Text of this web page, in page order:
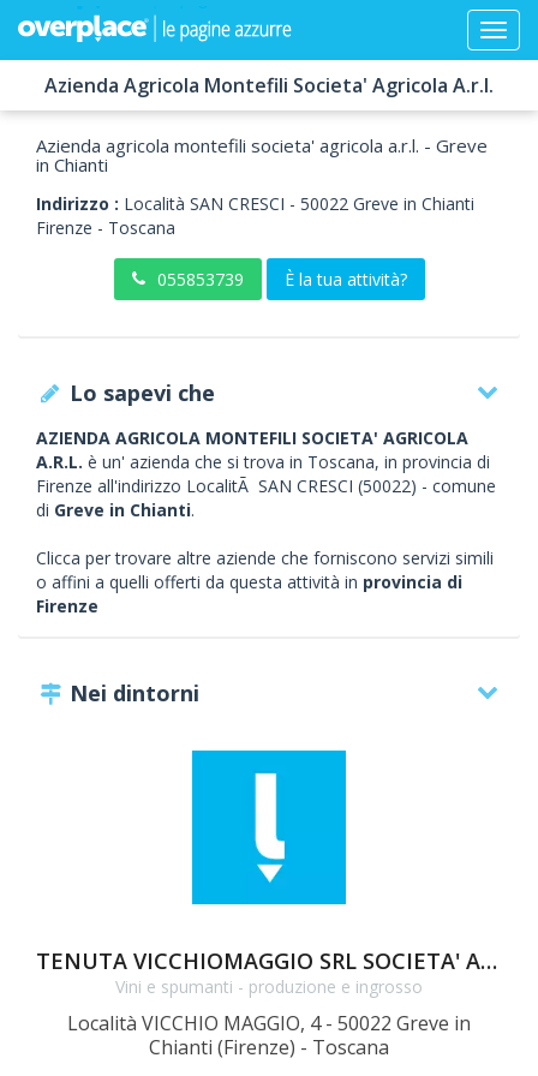
Azienda Agricola Montefili Societa' Agricola A.r.l.
Azienda agricola montefili societa' agricola a.r.l. - Greve
in Chianti
Indirizzo : Località SAN CRESCI - 50022 Greve in Chianti
Firenze - Toscana
055853739 È la tua attività?
Lo sapevi che
AZIENDA AGRICOLA MONTEFILI SOCIETA' AGRICOLA
A.R.L. è un' azienda che si trova in Toscana, in provincia di
Firenze all'indirizzo LocalitÃ SAN CRESCI (50022) - comune
di Greve in Chianti.
Clicca per trovare altre aziende che forniscono servizi simili
o affini a quelli offerti da questa attività in provincia di
Firenze
Nei dintorni
TENUTA VICCHIOMAGGIO SRL SOCIETA' AGRICOLA
Vini e spumanti - produzione e ingrosso
Località VICCHIO MAGGIO, 4 - 50022 Greve in
Chianti (Firenze) - Toscana